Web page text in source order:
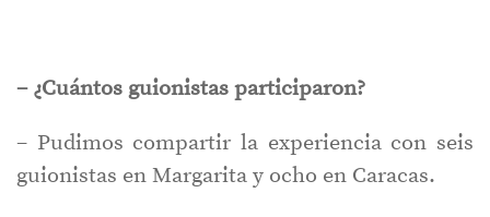
– ¿Cuántos guionistas participaron?
– Pudimos compartir la experiencia con seis
guionistas en Margarita y ocho en Caracas.